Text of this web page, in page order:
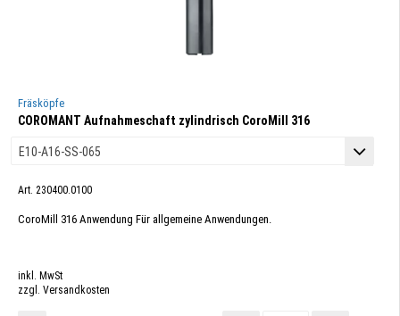
Fräsköpfe
COROMANT Aufnahmeschaft zylindrisch CoroMill 316
Art. 230400.0100
CoroMill 316 Anwendung Für allgemeine Anwendungen.
inkl. MwSt
zzgl. Versandkosten